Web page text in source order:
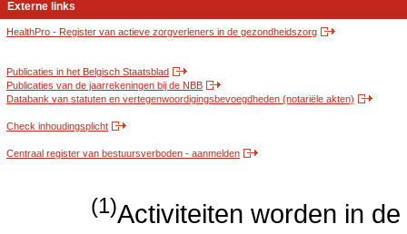
Externe links
HealthPro - Register van actieve zorgverleners in de gezondheidszorg
Publicaties in het Belgisch Staatsblad
Publicaties van de jaarrekeningen bij de NBB
Databank van statuten en vertegenwoordigingsbevoegdheden (notariële akten)
Check inhoudingsplicht
Centraal register van bestuursverboden - aanmelden
(1)Activiteiten worden in